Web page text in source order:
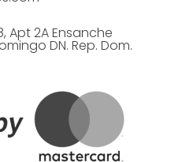
Apt 2A Ensanche
DN. Rep. Dom.